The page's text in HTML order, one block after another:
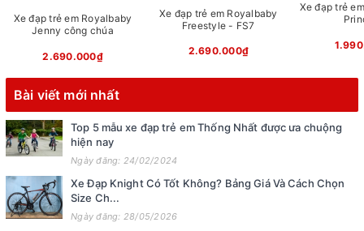
Xe đạp trẻ em Royalbaby
Jenny công chúa
2.690.000₫
Xe đạp trẻ em Royalbaby
Freestyle - FS7
2.690.000₫
Xe đạp trẻ
Bài viết mới nhất
Top 5 mẫu xe đạp trẻ em Thống Nhất được ưa chuộng
hiện nay
Ngày đăng: 24/02/2024
Xe Đạp Knight Có Tốt Không? Bảng Giá Và Cách Chọn
Size Ch...
Ngày đăng: 28/05/2026